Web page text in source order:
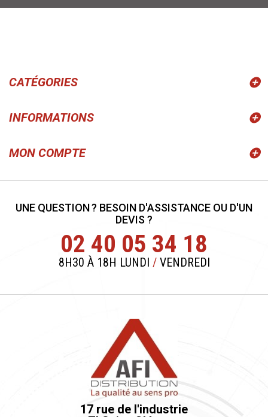
CATÉGORIES
INFORMATIONS
MON COMPTE
UNE QUESTION ? BESOIN D'ASSISTANCE OU D'UN
DEVIS ?
02 40 05 34 18
8H30 À 18H LUNDI /VENDREDI
17 rue de l'industrie